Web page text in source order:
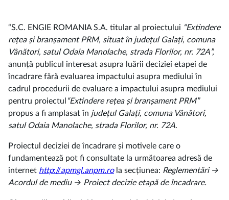
“S.C. ENGIE ROMANIA S.A. titular al proiectului “Extindere
rețea și branșament PRM, situat în județul Galați, comuna
Vânători, satul Odaia Manolache, strada Florilor, nr. 72A”,
anunță publicul interesat asupra luării deciziei etapei de
încadrare fără evaluarea impactului asupra mediului în
cadrul procedurii de evaluare a impactului asupra mediului
pentru proiectul “Extindere rețea și branșament PRM”
propus a fi amplasat în județul Galați, comuna Vânători,
satul Odaia Manolache, strada Florilor, nr. 72A.
Proiectul deciziei de încadrare și motivele care o
fundamentează pot fi consultate la următoarea adresă de
internet http://apmgl.anpm.rola secțiunea: Reglementări →
Acordul de mediu → Proiect decizie etapă de încadrare.